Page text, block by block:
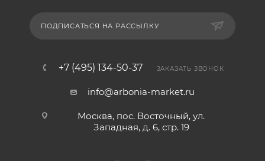
ПОДПИСАТЬСЯ НА РАССЫЛКУ
+7 (495) 134-50-37 ЗАКАЗАТЬ ЗВОНОК
info@arbonia-market.ru
Москва, пос. Восточный, ул.
Западная, д. 6, стр. 19